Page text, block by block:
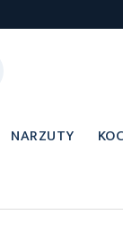
NARZUTY